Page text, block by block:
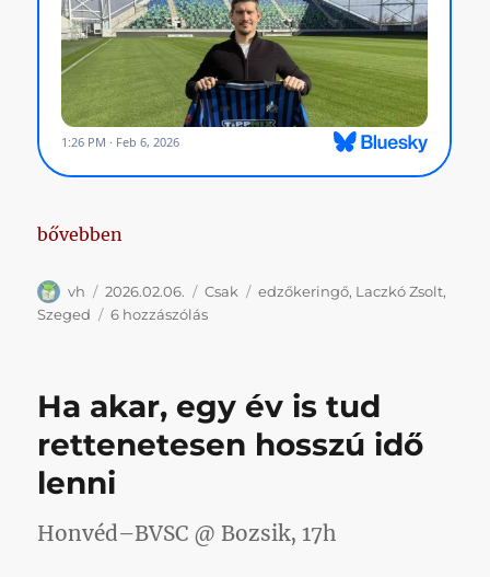
„lo, lolo, trollolo”
bővebben
Szerző
vh Közzétéve
2026.02.06. Kategória
Csak Címke
edzőkeringő, Laczkó Zsolt,
Szeged
6 hozzászóláslo,
bejegyzéshez
Ha akar, egy év is tud
rettenetesen hosszú idő
lenni
Honvéd–BVSC @ Bozsik, 17h